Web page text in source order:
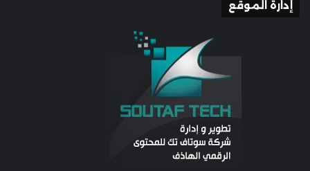
إدارة الموقع